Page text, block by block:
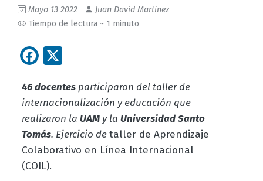
Mayo 13 2022
Juan David Martinez
Tiempo de lectura ~ 1 minuto
Facebook
46 docentes participaron del taller de
internacionalización y educación que
realizaron la UAMy la Universidad Santo
Tomás. Ejercicio detaller de Aprendizaje
Colaborativo en Línea Internacional
(COIL).